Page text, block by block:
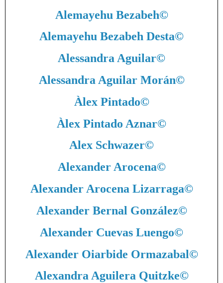
Alemayehu Bezabeh©
Alemayehu Bezabeh Desta©
Alessandra Aguilar©
Alessandra Aguilar Morán©
Àlex Pintado©
Àlex Pintado Aznar©
Alex Schwazer©
Alexander Arocena©
Alexander Arocena Lizarraga©
Alexander Bernal González©
Alexander Cuevas Luengo©
Alexander Oiarbide Ormazabal©
Alexandra Aguilera Quitzke©